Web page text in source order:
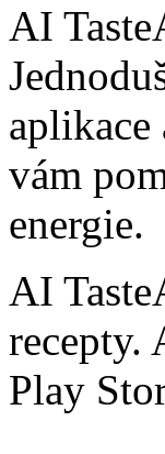
AI
vám
energie.
AI
recepty.
Play